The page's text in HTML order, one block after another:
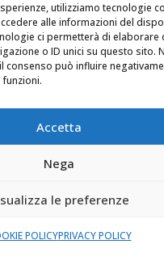
utilizziamo tecnologie
alle informazioni del
ci permetterà di elaborare
o ID unici su questo sito.
consenso può influire
funzioni.
Accetta
Nega
le preferenze
POLICYPRIVACY POLICY
di assistenza è attivo
i giorni dell’anno.
GRATUITI